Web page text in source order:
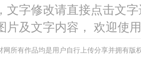
文字修改请直接点击文
片及文字内容， 欢迎使
网所有作品均是用户自行上传分享并拥有